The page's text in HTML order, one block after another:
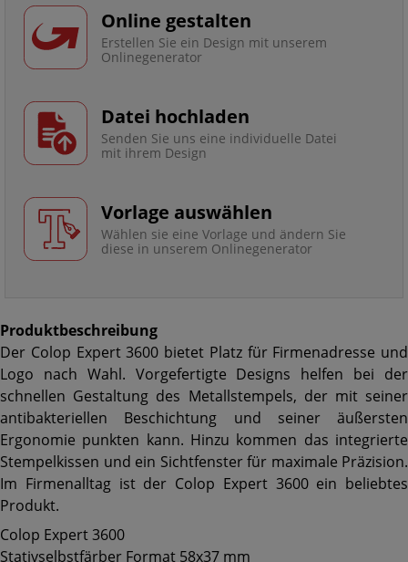
Online gestalten
Erstellen Sie ein Design mit unserem
Onlinegenerator
Datei hochladen
Senden Sie uns eine individuelle Datei
mit ihrem Design
Vorlage auswählen
Wählen sie eine Vorlage und ändern Sie
diese in unserem Onlinegenerator
Produktbeschreibung
Der Colop Expert 3600 bietet Platz für Firmenadresse und
Logo nach Wahl. Vorgefertigte Designs helfen bei der
schnellen Gestaltung des Metallstempels, der mit seiner
antibakteriellen Beschichtung und seiner äußersten
Ergonomie punkten kann. Hinzu kommen das integrierte
Stempelkissen und ein Sichtfenster für maximale Präzision.
Im Firmenalltag ist der Colop Expert 3600 ein beliebtes
Produkt.
Colop Expert 3600
Stativselbstfärber Format 58x37 mm